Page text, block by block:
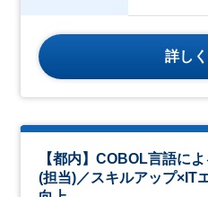
詳し
【都内】COBOL言語に
(担当)／スキルアップ×IT